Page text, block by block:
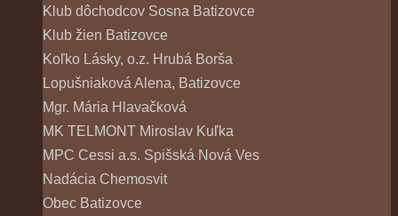
Klub dôchodcov Sosna Batizovce
Klub žien Batizovce
Koľko Lásky, o.z. Hrubá Borša
Lopušniaková Alena, Batizovce
Mgr. Mária Hlavačková
MK TELMONT Miroslav Kuľka
MPC Cessi a.s. Spišská Nová Ves
Nadácia Chemosvit
Obec Batizovce